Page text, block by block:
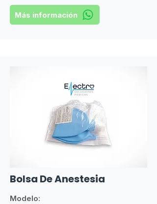
Más información
Bolsa De Anestesia
Modelo: